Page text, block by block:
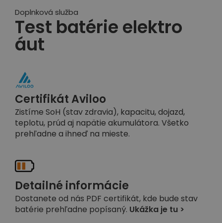
Doplnková služba
Test batérie elektro
áut
Certifikát Aviloo
Zistíme SoH (stav zdravia), kapacitu, dojazd,
teplotu, prúd aj napätie akumulátora. Všetko
prehľadne a ihneď na mieste.
Detailné informácie
Dostanete od nás PDF certifikát, kde bude stav
batérie prehľadne popísaný. Ukážka je tu >